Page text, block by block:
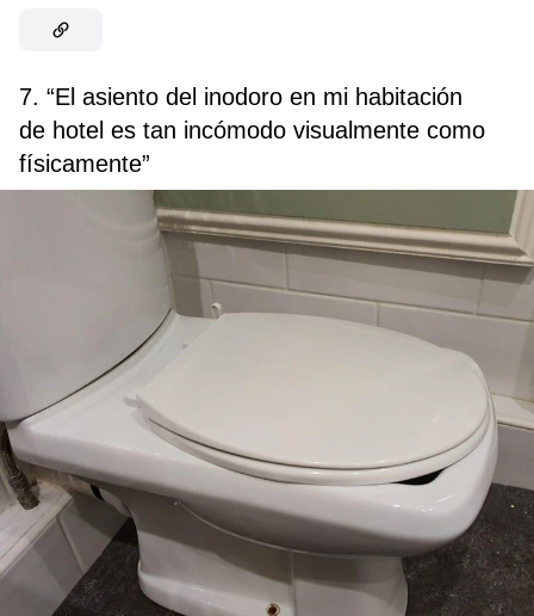
7. “El asiento del inodoro en mi habitación
de hotel es tan incómodo visualmente como
físicamente”